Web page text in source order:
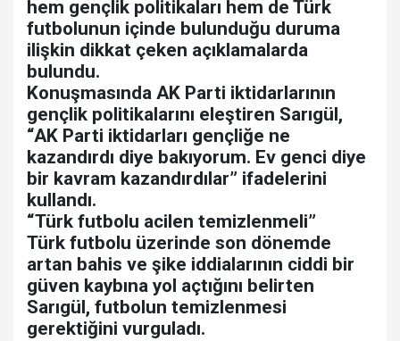
hem gençlik politikaları hem de Türk
futbolunun içinde bulunduğu duruma
ilişkin dikkat çeken açıklamalarda
bulundu.
Konuşmasında AK Parti iktidarlarının
gençlik politikalarını eleştiren Sarıgül,
“AK Parti iktidarları gençliğe ne
kazandırdı diye bakıyorum. Ev genci diye
bir kavram kazandırdılar” ifadelerini
kullandı.
“Türk futbolu acilen temizlenmeli”
Türk futbolu üzerinde son dönemde
artan bahis ve şike iddialarının ciddi bir
güven kaybına yol açtığını belirten
Sarıgül, futbolun temizlenmesi
gerektiğini vurguladı.